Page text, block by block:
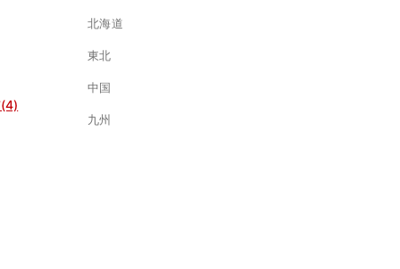
北海道
東北
中国
九州